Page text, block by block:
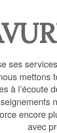
ses
à l’écoute
encore
avec